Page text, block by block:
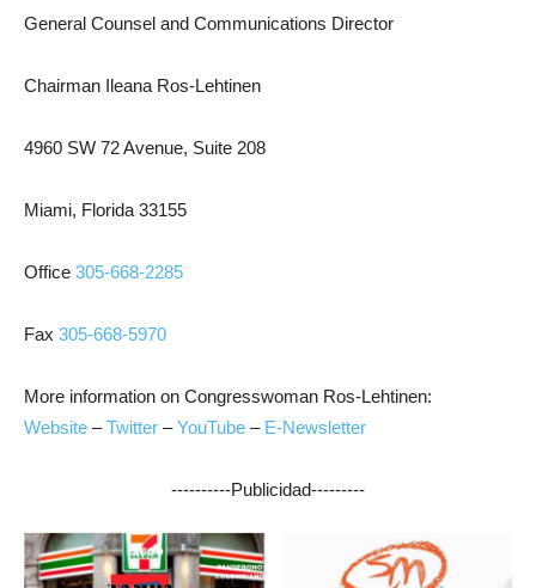
General Counsel and Communications Director
Chairman Ileana Ros-Lehtinen
4960 SW 72 Avenue, Suite 208
Miami, Florida 33155
Office 305-668-2285
Fax 305-668-5970
More information on Congresswoman Ros-Lehtinen:
Website –Twitter –YouTube – E-Newsletter
----------Publicidad---------